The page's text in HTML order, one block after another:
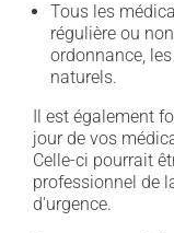
Tous les
régulière ou
ordonnance,
naturels.
Il est également
jour de vos
Celle-ci pourrait
professionnel de
d'urgence.